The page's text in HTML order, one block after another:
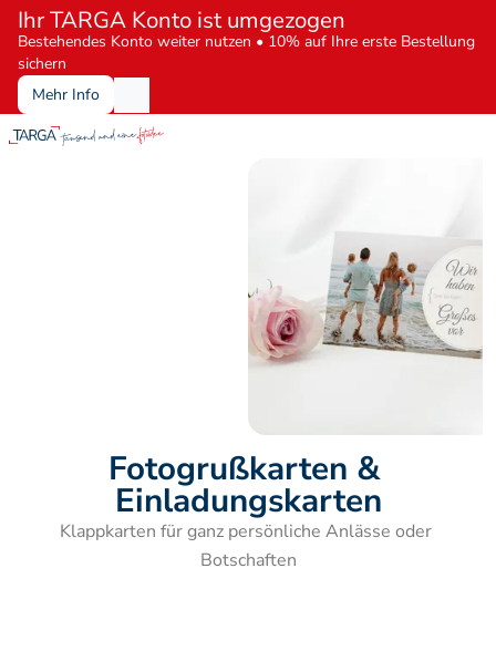
Ihr TARGA Konto ist umgezogen
Bestehendes Konto weiter nutzen • 10% auf Ihre erste Bestellung
sichern
Mehr Info
Fotogrußkarten &
Einladungskarten
Klappkarten für ganz persönliche Anlässe oder
Botschaften